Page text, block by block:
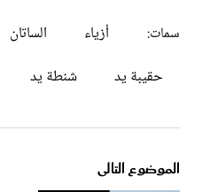
سمات:
أزياء الساتان
حقيبة يد
شنطة يد
الموضوع التالى